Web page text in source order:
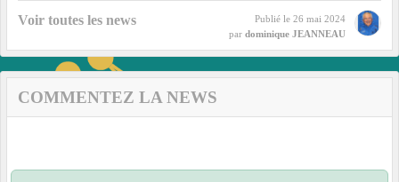
Voir toutes les news Publié le 26 mai 2024
par dominique JEANNEAU
COMMENTEZ LA NEWS